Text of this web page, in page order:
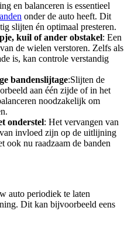
en balanceren is essentieel
onder de auto heeft. Dit
slijten én optimaal presteren.
kuil of ander obstakel: Een
de wielen verstoren. Zelfs als
is, kan controle verstandig
bandenslijtage:Slijten de
aan één zijde of in het
noodzakelijk om
onderstel: Het vervangen van
invloed zijn op de uitlijning
ook nu raadzaam de banden
auto periodiek te laten
Dit kan bijvoorbeeld eens